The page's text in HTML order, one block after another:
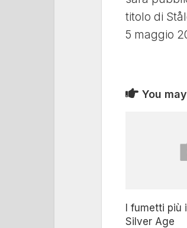
titolo di
5 maggio
You
I fumetti più
Silver Age